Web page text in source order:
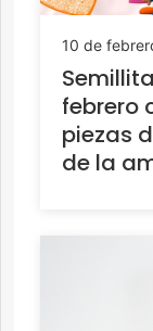
10 de
febrero
piezas
de la